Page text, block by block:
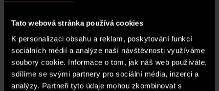
Tato webová stránka používá cookies
K personalizaci obsahu a reklam, poskytování funkcí
sociálních médií a analýze naší návštěvnosti využíváme
soubory cookie. Informace o tom, jak náš web používáte,
sdílíme se svými partnery pro sociální média, inzerci a
analýzy. Partneři tyto údaje mohou zkombinovat s